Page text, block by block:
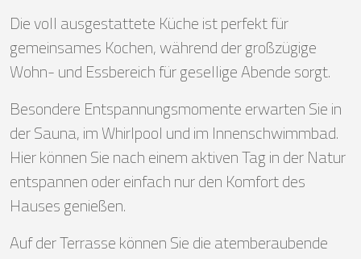
Die voll ausgestattete Küche ist perfekt für
gemeinsames Kochen, während der großzügige
Wohn- und Essbereich für gesellige Abende sorgt.
Besondere Entspannungsmomente erwarten Sie in
der Sauna, im Whirlpool und im Innenschwimmbad.
Hier können Sie nach einem aktiven Tag in der Natur
entspannen oder einfach nur den Komfort des
Hauses genießen.
Auf der Terrasse können Sie die atemberaubende